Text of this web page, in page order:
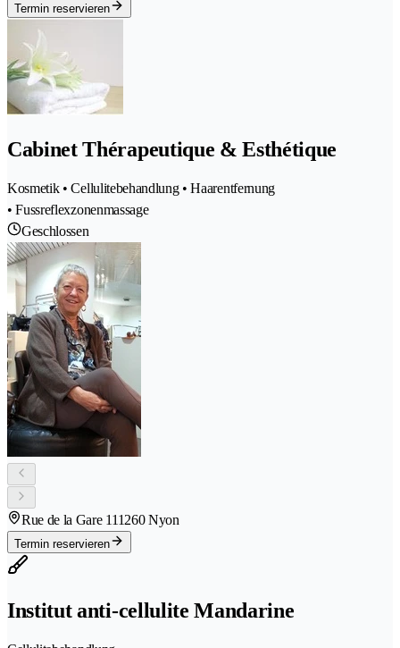
Termin reservieren
Cabinet Thérapeutique & Esthétique
Kosmetik • Cellulitebehandlung • Haarentfernung
• Fussreflexzonenmassage
Geschlossen
Rue de la Gare 111260 Nyon
Termin reservieren
Institut anti-cellulite Mandarine